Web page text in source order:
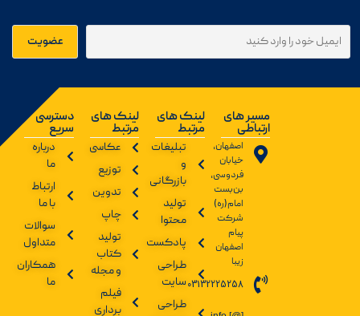
مسیر های
ارتباطی
اصفهان،
خیابان
فردوسی،
بن‌بست
امام(ره)
شرکت
پیام
اصفهان
زیبا
03132225258
لینک های
مرتبط
تبلیغات
و
بازرگانی
تولید
محتوا
پادکست
طراحی
سایت
طراحی
لینک های
مرتبط
عکاسی
توزیع
تدوین
چاپ
تولید
کتاب
و مجله
فیلم
برداری
دسترسی
سریع
درباره
ما
ارتباط
با ما
سوالات
متداول
همکاران
ما